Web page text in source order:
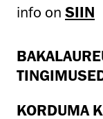
info on SIIN
KORDUMA